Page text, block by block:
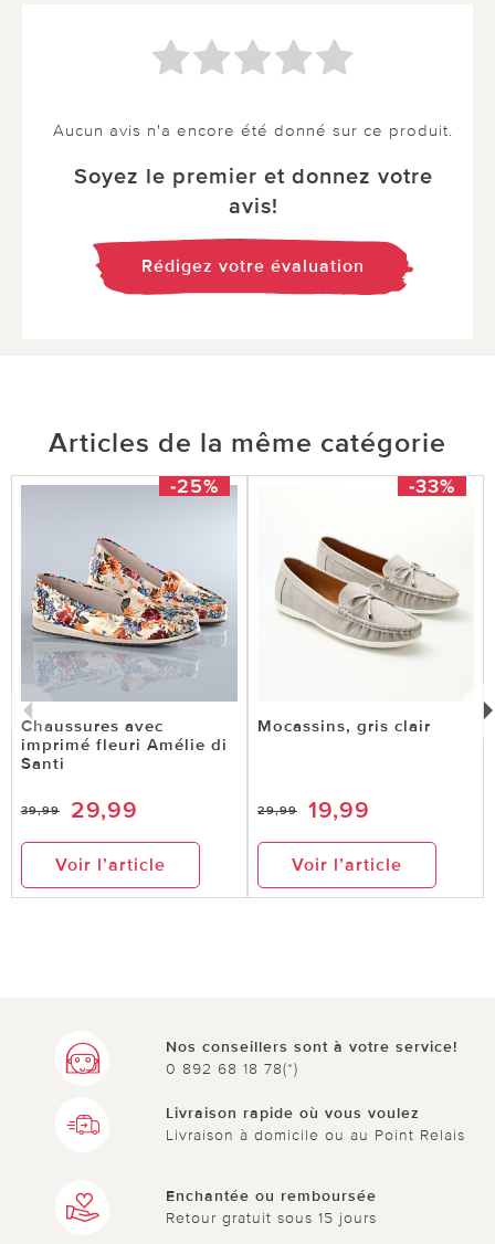
Aucun avis n'a encore été donné sur ce produit.
Soyez le premier et donnez votre
avis!
Rédigez votre évaluation
Articles de la même catégorie
-25%
Chaussures avec
imprimé fleuri Amélie di
Santi
39,99 29,99
Voir l’article
-33%
Mocassins, gris clair
29,99 19,99
Voir l’article
Nos conseillers sont à votre service!
0 892 68 18 78(*)
Livraison rapide où vous voulez
Livraison à domicile ou au Point Relais
Enchantée ou remboursée
Retour gratuit sous 15 jours